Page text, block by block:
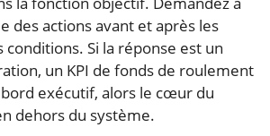
des actions avant et après les
Si la réponse est un
un KPI de fonds de roulement
exécutif, alors le cœur du
dehors du système.